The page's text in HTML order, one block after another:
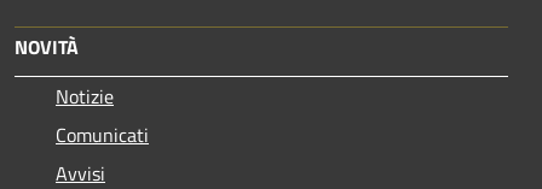
NOVITÀ
Notizie
Comunicati
Avvisi